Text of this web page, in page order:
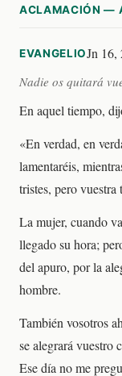
ACLAMACIÓN —
EVANGELIOJn 16,
Nadie os quitará
En aquel tiempo,
«En verdad, en
lamentaréis,
tristes, pero vuestra
La mujer, cuando
llegado su hora;
del apuro, por la
hombre.
También vosotros
se alegrará vuestro
Ese día no me